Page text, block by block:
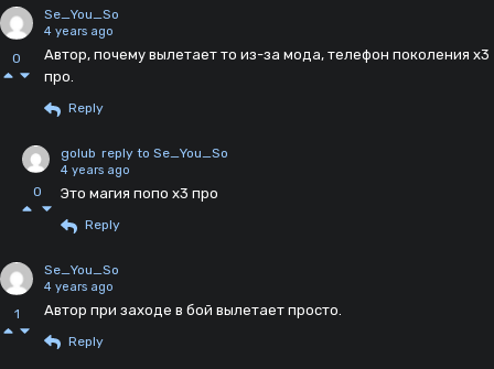
0
Se_You_So
4 years ago
Автор, почему вылетает то из-за мода, телефон поколения х3
про.
Reply
0
golub reply to Se_You_So
4 years ago
Это магия попо х3 про
Reply
1
Se_You_So
4 years ago
Автор при заходе в бой вылетает просто.
Reply